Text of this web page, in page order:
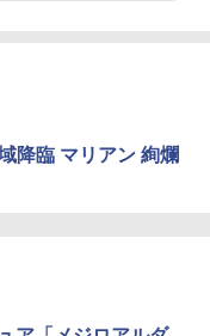
降臨 マリアン 絢爛